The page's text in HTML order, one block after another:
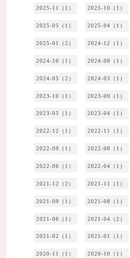
2025-11（1） 2025-10（1）
2025-05（1） 2025-04（1）
2025-01（2） 2024-12（1）
2024-10（1） 2024-08（1）
2024-05（2） 2024-03（1）
2023-10（1） 2023-09（1）
2023-05（1） 2023-04（1）
2022-12（1） 2022-11（1）
2022-09（1） 2022-08（1）
2022-06（1） 2022-04（1）
2021-12（2） 2021-11（1）
2021-09（1） 2021-08（1）
2021-06（1） 2021-04（2）
2021-02（1） 2021-01（1）
2020-11（1） 2020-10（1）